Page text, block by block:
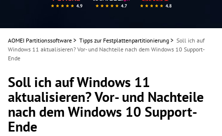
AOMEI Partitionssoftware > Tipps zur Festplattenpartitionierung > Soll ich auf
Windows 11 aktualisieren? Vor- und Nachteile nach dem Windows 10 Support-
Ende
Soll ich auf Windows 11
aktualisieren? Vor- und Nachteile
nach dem Windows 10 Support-
Ende